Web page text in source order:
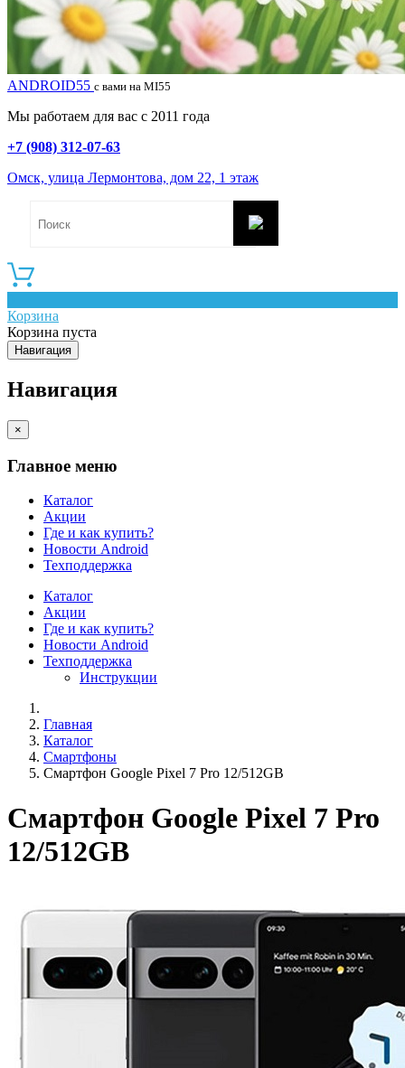
ANDROID55 с вами на MI55
Мы работаем для вас с 2011 года
+7 (908) 312-07-63
Омск, улица Лермонтова, дом 22, 1 этаж
Корзина
Корзина пуста
Навигация
Навигация
×
Главное меню
Каталог
Акции
Где и как купить?
Новости Android
Техподдержка
Каталог
Акции
Где и как купить?
Новости Android
Техподдержка
Инструкции
Главная
Каталог
Смартфоны
Смартфон Google Pixel 7 Pro 12/512GB
Смартфон Google Pixel 7 Pro
12/512GB